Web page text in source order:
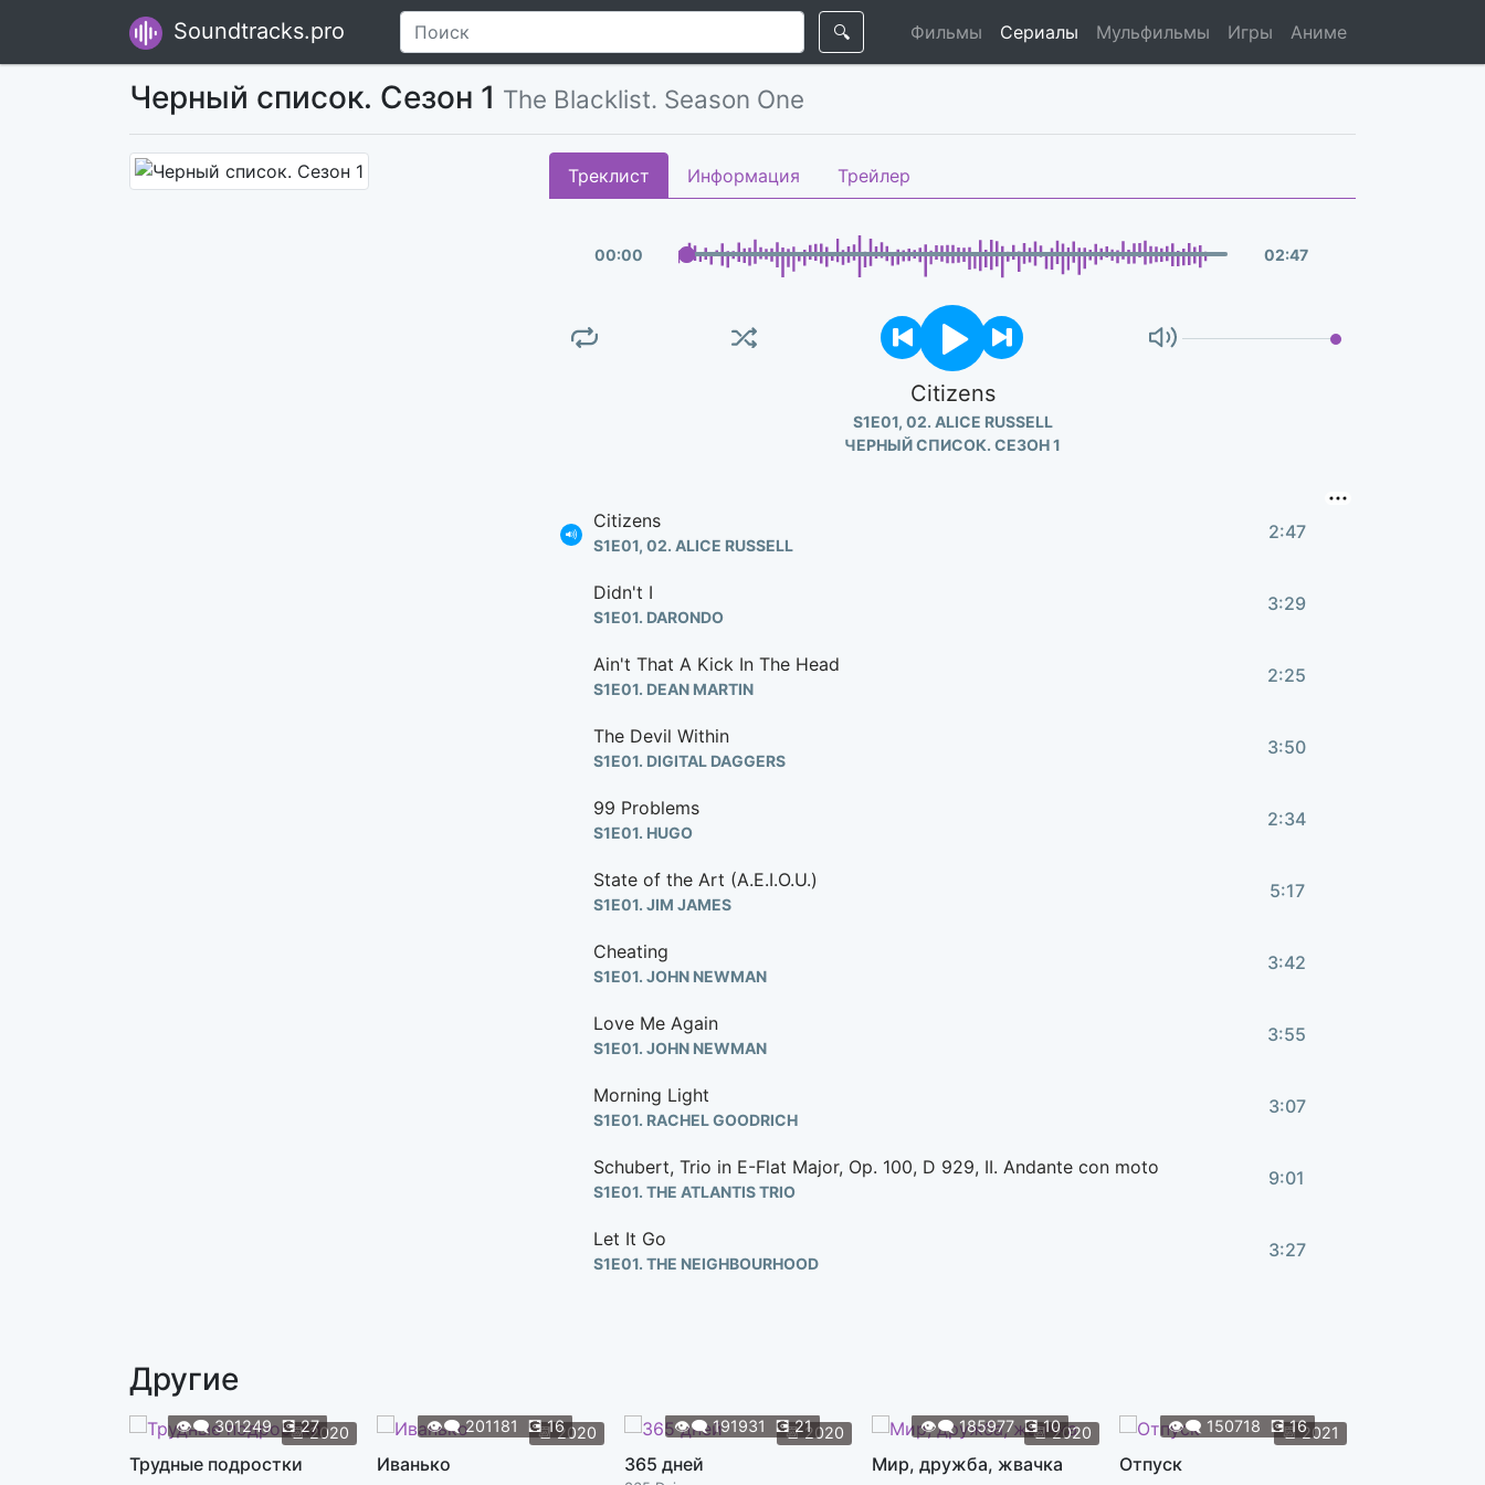
Soundtracks.pro 🔍 Фильмы Сериалы Мульфильмы Игры Аниме
Черный список. Сезон 1 The Blacklist. Season One
Треклист Информация Трейлер
00:00 02:47
Citizens
S1E01, 02. ALICE RUSSELL
ЧЕРНЫЙ СПИСОК. СЕЗОН 1
Citizens
S1E01, 02. ALICE RUSSELL
2:47
Didn't I
S1E01. DARONDO
3:29
Ain't That A Kick In The Head
S1E01. DEAN MARTIN
2:25
The Devil Within
S1E01. DIGITAL DAGGERS
3:50
99 Problems
S1E01. HUGO
2:34
State of the Art (A.E.I.O.U.)
S1E01. JIM JAMES
5:17
Cheating
S1E01. JOHN NEWMAN
3:42
Love Me Again
S1E01. JOHN NEWMAN
3:55
Morning Light
S1E01. RACHEL GOODRICH
3:07
Schubert, Trio in E-Flat Major, Op. 100, D 929, II. Andante con moto
S1E01. THE ATLANTIS TRIO
9:01
Let It Go
S1E01. THE NEIGHBOURHOOD
3:27
Sinnerman (Felix Da Housecat's Heavenly House Mix)
FELIX DA HOUSECAT, S1E02. NINA SIMONE
Другие
📆2020
👁️‍🗨️301249 💽27
Трудные подростки
📆2020
👁️‍🗨️201181 💽16
Иванько
📆2020
👁️‍🗨️191931 💽21
365 дней
📆2020
👁️‍🗨️185977 💽10
Мир, дружба, жвачка
📆2021
👁️‍🗨️ 150718 💽16
Отпуск